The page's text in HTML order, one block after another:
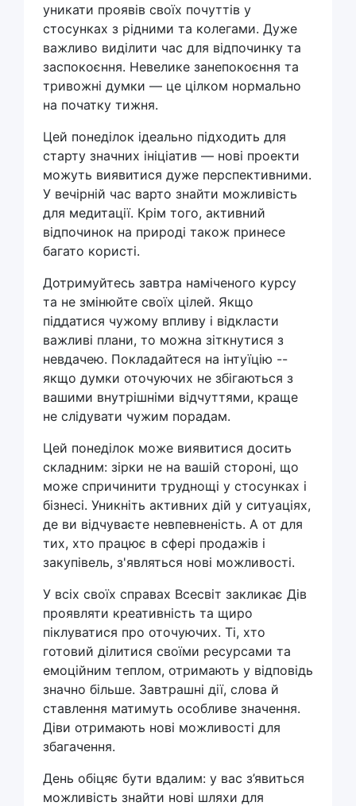
уникати проявів своїх почуттів у
стосунках з рідними та колегами. Дуже
важливо виділити час для відпочинку та
заспокоєння. Невелике занепокоєння та
тривожні думки — це цілком нормально
на початку тижня.
Цей понеділок ідеально підходить для
старту значних ініціатив — нові проекти
можуть виявитися дуже перспективними.
У вечірній час варто знайти можливість
для медитації. Крім того, активний
відпочинок на природі також принесе
багато користі.
Дотримуйтесь завтра наміченого курсу
та не змінюйте своїх цілей. Якщо
піддатися чужому впливу і відкласти
важливі плани, то можна зіткнутися з
невдачею. Покладайтеся на інтуїцію --
якщо думки оточуючих не збігаються з
вашими внутрішніми відчуттями, краще
не слідувати чужим порадам.
Цей понеділок може виявитися досить
складним: зірки не на вашій стороні, що
може спричинити труднощі у стосунках і
бізнесі. Уникніть активних дій у ситуаціях,
де ви відчуваєте невпевненість. А от для
тих, хто працює в сфері продажів і
закупівель, з'являться нові можливості.
У всіх своїх справах Всесвіт закликає Дів
проявляти креативність та щиро
піклуватися про оточуючих. Ті, хто
готовий ділитися своїми ресурсами та
емоційним теплом, отримають у відповідь
значно більше. Завтрашні дії, слова й
ставлення матимуть особливе значення.
Діви отримають нові можливості для
збагачення.
День обіцяє бути вдалим: у вас з’явиться
можливість знайти нові шляхи для